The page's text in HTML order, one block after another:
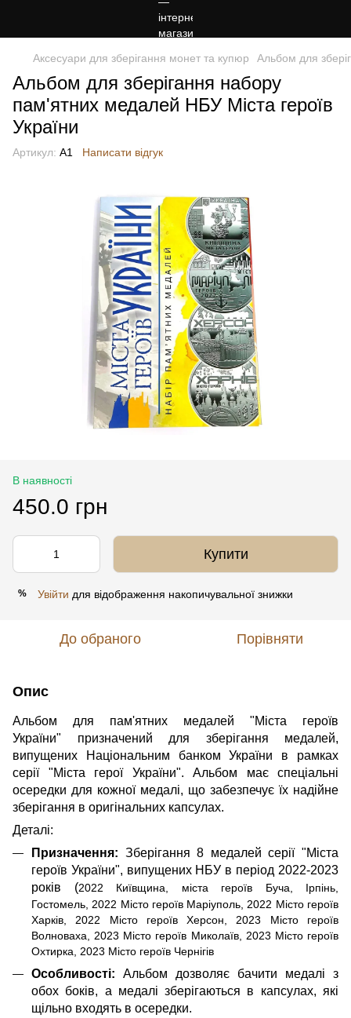
Аксесуари для зберігання монет та купюр Альбом для
Альбом для зберігання набору
пам'ятних медалей НБУ Міста героїв
України
Артикул: А1 Написати відгук
В наявності
450.0 грн
Купити
% Увійти для відображення накопичувальної знижки
До обраного Порівняти
Опис
Альбом для пам'ятних медалей "Міста героїв
України" призначений для зберігання медалей,
випущених Національним банком України в рамках
серії "Міста герої України". Альбом має спеціальні
осередки для кожної медалі, що забезпечує їх надійне
зберігання в оригінальних капсулах.
Деталі:
Призначення: Зберігання 8 медалей серії "Міста
героїв України", випущених НБУ в період 2022-2023
років (2022 Київщина, міста героїв Буча, Ірпінь,
Гостомель, 2022 Місто героїв Маріуполь, 2022 Місто героїв
Харків, 2022 Місто героїв Херсон, 2023 Місто героїв
Волноваха, 2023 Місто героїв Миколаїв, 2023 Місто героїв
Охтирка, 2023 Місто героїв Чернігів
Особливості: Альбом дозволяє бачити медалі з
обох боків, а медалі зберігаються в капсулах, які
щільно входять в осередки.